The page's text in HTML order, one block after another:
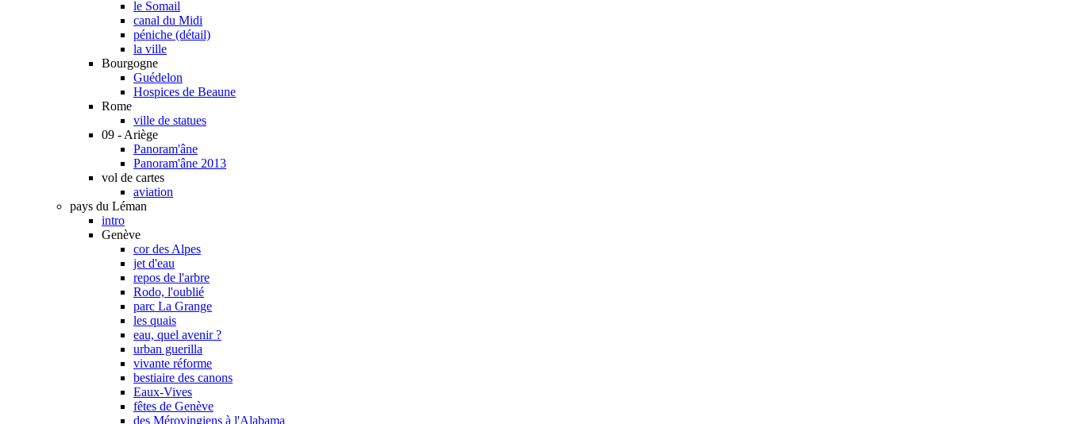
le Somail
canal du Midi
péniche (détail)
la ville
Bourgogne
Guédelon
Hospices de Beaune
Rome
ville de statues
09 - Ariège
Panoram'âne
Panoram'âne 2013
vol de cartes
aviation
pays du Léman
intro
Genève
cor des Alpes
jet d'eau
repos de l'arbre
Rodo, l'oublié
parc La Grange
les quais
eau, quel avenir ?
urban guerilla
vivante réforme
bestiaire des canons
Eaux-Vives
fêtes de Genève
des Mérovingiens à l'Alabama